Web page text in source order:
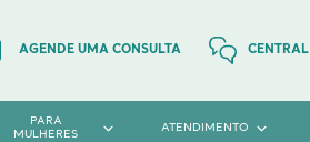
AGENDE UMA CONSULTA
PARA
MULHERES
ATENDIMENTO